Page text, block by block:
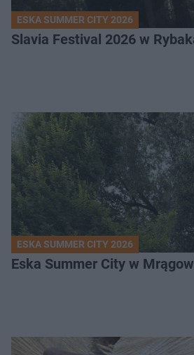
ESKA SUMMER CITY 2026
Slavia Festival 2026 w
ESKA SUMMER CITY 2026
Eska Summer City w